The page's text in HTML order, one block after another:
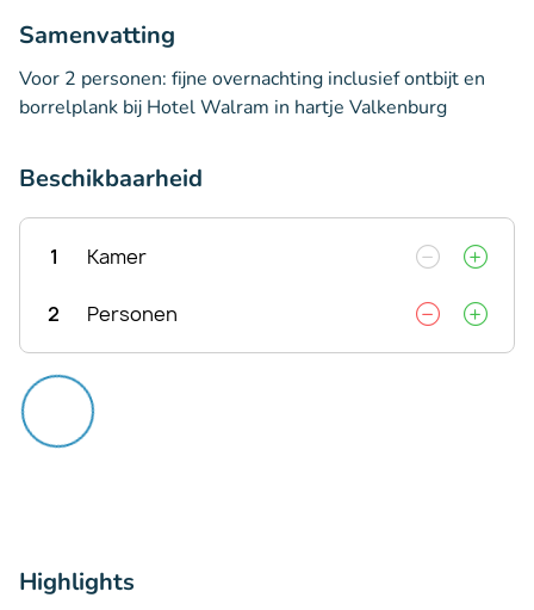
Samenvatting
Voor 2 personen: fijne overnachting inclusief ontbijt en
borrelplank bij Hotel Walram in hartje Valkenburg
Beschikbaarheid
1 Kamer
2 Personen
Highlights